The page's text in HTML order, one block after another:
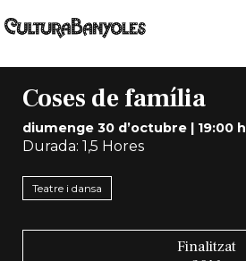
Coses de família
diumenge 30 d’octubre| 19:00 h
Durada: 1,5 Hores
Teatre i dansa
Finalitzat